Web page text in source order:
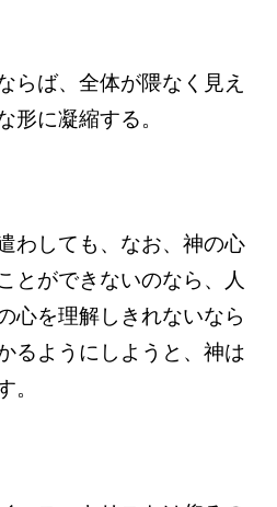
らば、全体が隈なく見え
形に凝縮する。
わしても、なお、神の心
とができないのなら、人
心を理解しきれないなら
るようにしようと、神は
。